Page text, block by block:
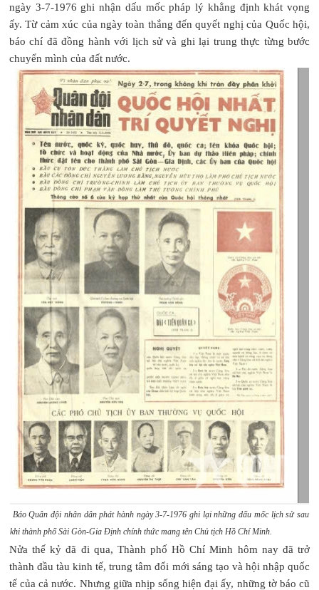
ngày 3-7-1976 ghi nhận dấu mốc pháp lý khẳng định khát vọng
ấy. Từ cảm xúc của ngày toàn thắng đến quyết nghị của Quốc hội,
báo chí đã đồng hành với lịch sử và ghi lại trung thực từng bước
chuyển mình của đất nước.
Báo Quân đội nhân dân phát hành ngày 3-7-1976 ghi lại những dấu mốc lịch sử sau
khi thành phố Sài Gòn-Gia Định chính thức mang tên Chủ tịch Hồ Chí Minh.
Nửa thế kỷ đã đi qua, Thành phố Hồ Chí Minh hôm nay đã trở
thành đầu tàu kinh tế, trung tâm đổi mới sáng tạo và hội nhập quốc
tế của cả nước. Nhưng giữa nhịp sống hiện đại ấy, những tờ báo cũ